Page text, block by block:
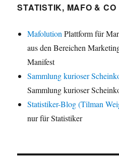
STATISTIK, MAFO & CO
MafolutionPlattform für
aus den Bereichen
Manifest
Sammlung kurioser
Sammlung kurioser
Statistiker-Blog (Tilman
nur für Statistiker